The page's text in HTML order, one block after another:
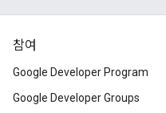
참여
Google Developer Program
Google Developer Groups